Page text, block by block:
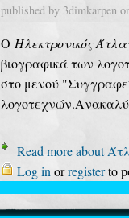
published by 3dimkarpen
Ο Ηλεκτρονικός
βιογραφικά των
στο μενού
Read moreabout
Log in orregisterto